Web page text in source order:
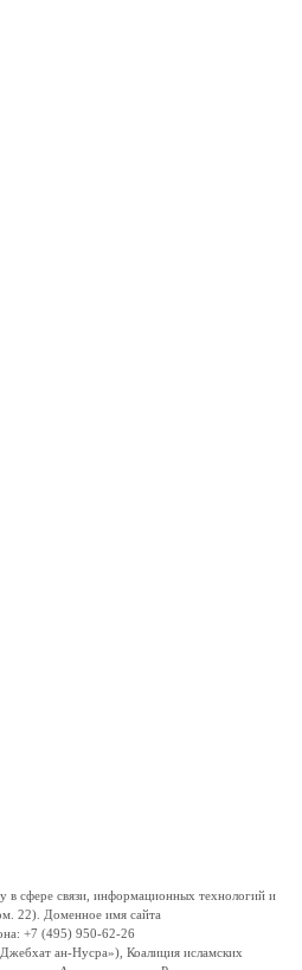
сфере связи, информационных технологий и
22). Доменное имя сайта
+7 (495) 950-62-26
ан-Нусра»), Коалиция исламских